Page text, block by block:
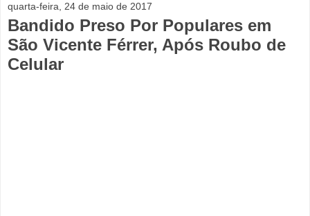
quarta-feira, 24 de maio de 2017
Bandido Preso Por Populares em
São Vicente Férrer, Após Roubo de
Celular